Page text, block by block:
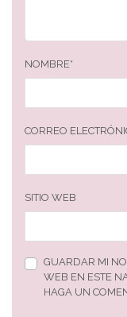
NOMBRE*
CORREO
SITIO WEB
GUARDAR MI
WEB EN ESTE
HAGA UN